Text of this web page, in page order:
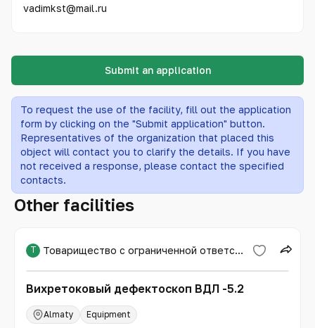
vadimkst@mail.ru
Submit an application
To request the use of the facility, fill out the application
form by clicking on the "Submit application" button.
Representatives of the organization that placed this
object will contact you to clarify the details. If you have
not received a response, please contact the specified
contacts.
Other facilities
Т Товарищество с ограниченной ответственностью «Международная образовательная корпорация»
Вихретоковый дефектоскоп ВДЛ -5.2
Almaty Equipment